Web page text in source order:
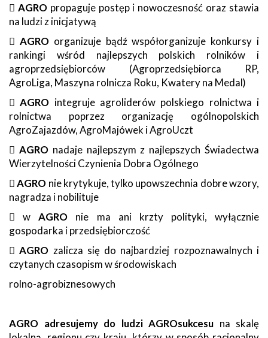
 AGROpropaguje postęp i nowoczesność oraz stawia
na ludzi z inicjatywą
 AGROorganizuje bądź współorganizuje konkursy i
rankingi wśród najlepszych polskich rolników i
agroprzedsiębiorców (Agroprzedsiębiorca RP,
AgroLiga, Maszyna rolnicza Roku, Kwatery na Medal)
AGRO integruje agroliderów polskiego rolnictwa i
rolnictwa poprzez organizację ogólnopolskich
AgroZajazdów, AgroMajówek i AgroUczt
 AGROnadaje najlepszym z najlepszych Świadectwa
Wierzytelności Czynienia Dobra Ogólnego
AGRO nie krytykuje, tylko upowszechnia dobre wzory,
nagradza i nobilituje
 wAGRO nie ma ani krzty polityki, wyłącznie
gospodarka i przedsiębiorczość
AGRO zalicza się do najbardziej rozpoznawalnych i
czytanych czasopism w środowiskach
rolno-agrobiznesowych
AGRO adresujemy do ludzi AGROsukcesu na skalę